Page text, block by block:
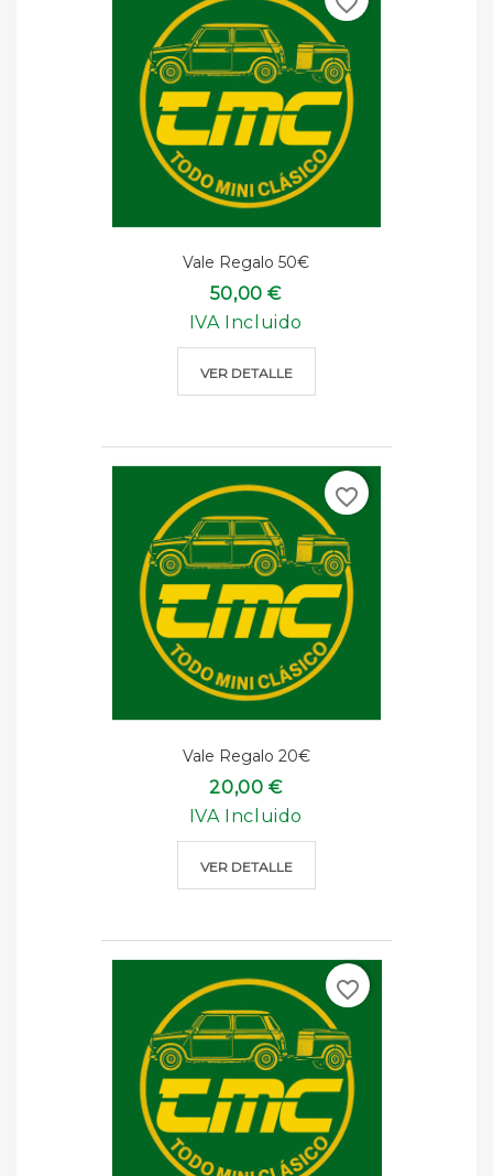
Vale Regalo 50€
50,00 €
IVA Incluido
VER DETALLE
Vale Regalo 20€
20,00 €
IVA Incluido
VER DETALLE
favorite_border
favorite_border